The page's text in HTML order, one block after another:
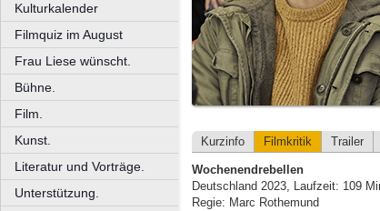
Kulturkalender
Filmquiz im August
Frau Liese wünscht.
Bühne.
Film.
Kunst.
Literatur und Vorträge.
Unterstützung.
Kurzinfo Filmkritik Trailer
Wochenendrebellen
Deutschland 2023, Laufzeit: 109
Regie: Marc Rothemund